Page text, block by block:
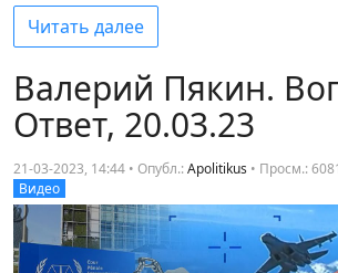
Читать далее
Валерий Пякин.
Ответ, 20.03.23
21-03-2023, 14:44 • Опубл.:Apolitikus • Просм.:
Видео